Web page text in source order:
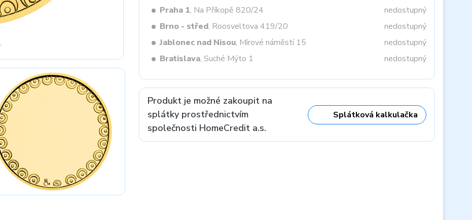
Praha 1, Na Příkopě 820/24
nedostupný
Brno - střed, Roosveltova 419/20
nedostupný
Jablonec nad Nisou, Mírové náměstí 15
nedostupný
Bratislava, Suché Mýto 1 nedostupný
Produkt je možné zakoupit na
splátky prostřednictvím
společnosti HomeCredit a.s.
Splátková kalkulačka